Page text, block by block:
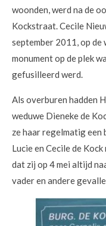
woonden, werd na de
Kockstraat. Cecile
september 2011, op de
monument op de plek
gefusilleerd werd.
Als overburen hadden
weduwe Dieneke de
ze haar regelmatig een
Lucie en Cecile de
dat zij op 4 mei altijd
vader en andere